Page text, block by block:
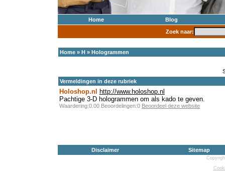
Home
Blog
Zoek naar:
Home » H » Hologrammen
Vermeldingen in deze rubriek
Holoshop.nl
http://www.holoshop.nl
Pachtige 3-D hologrammen om als kado te geven.
Waardering:0.00 Beoordelingen:0 Beoordeel deze website
Disclaimer Sitemap